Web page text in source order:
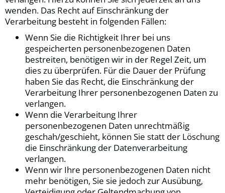
wenden. Das Recht auf Einschränkung der
Verarbeitung besteht in folgenden Fällen:
Wenn Sie die Richtigkeit Ihrer bei uns
gespeicherten personenbezogenen Daten
bestreiten, benötigen wir in der Regel Zeit, um
dies zu überprüfen. Für die Dauer der Prüfung
haben Sie das Recht, die Einschränkung der
Verarbeitung Ihrer personenbezogenen Daten zu
verlangen.
Wenn die Verarbeitung Ihrer
personenbezogenen Daten unrechtmäßig
geschah/geschieht, können Sie statt der Löschung
die Einschränkung der Datenverarbeitung
verlangen.
Wenn wir Ihre personenbezogenen Daten nicht
mehr benötigen, Sie sie jedoch zur Ausübung,